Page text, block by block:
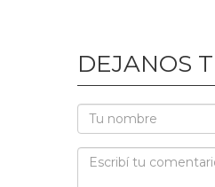
DEJANOS